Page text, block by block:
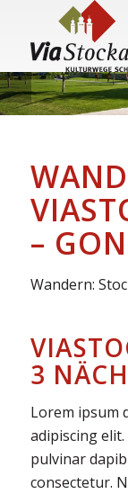
–
Wandern:
3
Lorem ipsum
adipiscing
pulvinar
consectetur.